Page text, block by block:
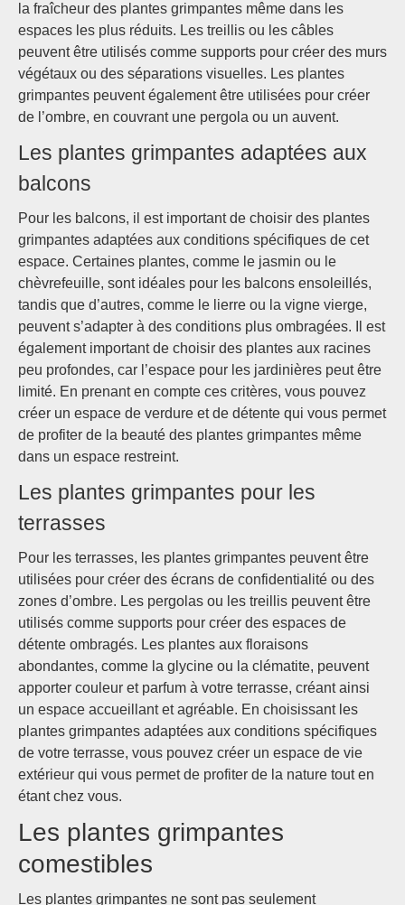
la fraîcheur des plantes grimpantes même dans les
espaces les plus réduits. Les treillis ou les câbles
peuvent être utilisés comme supports pour créer des murs
végétaux ou des séparations visuelles. Les plantes
grimpantes peuvent également être utilisées pour créer
de l’ombre, en couvrant une pergola ou un auvent.
Les plantes grimpantes adaptées aux
balcons
Pour les balcons, il est important de choisir des plantes
grimpantes adaptées aux conditions spécifiques de cet
espace. Certaines plantes, comme le jasmin ou le
chèvrefeuille, sont idéales pour les balcons ensoleillés,
tandis que d’autres, comme le lierre ou la vigne vierge,
peuvent s’adapter à des conditions plus ombragées. Il est
également important de choisir des plantes aux racines
peu profondes, car l’espace pour les jardinières peut être
limité. En prenant en compte ces critères, vous pouvez
créer un espace de verdure et de détente qui vous permet
de profiter de la beauté des plantes grimpantes même
dans un espace restreint.
Les plantes grimpantes pour les
terrasses
Pour les terrasses, les plantes grimpantes peuvent être
utilisées pour créer des écrans de confidentialité ou des
zones d’ombre. Les pergolas ou les treillis peuvent être
utilisés comme supports pour créer des espaces de
détente ombragés. Les plantes aux floraisons
abondantes, comme la glycine ou la clématite, peuvent
apporter couleur et parfum à votre terrasse, créant ainsi
un espace accueillant et agréable. En choisissant les
plantes grimpantes adaptées aux conditions spécifiques
de votre terrasse, vous pouvez créer un espace de vie
extérieur qui vous permet de profiter de la nature tout en
étant chez vous.
Les plantes grimpantes
comestibles
Les plantes grimpantes ne sont pas seulement